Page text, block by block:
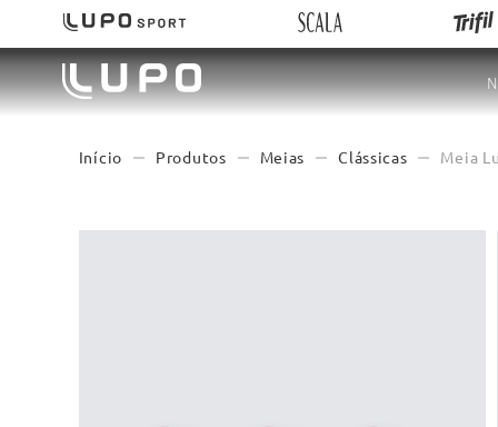
Produtos Meias Clássicas Meia